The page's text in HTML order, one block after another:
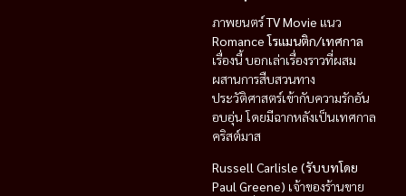
ภาพยนตร์TV Movie แนว
Romance โรแมนติก/เทศกาล
เรื่องนี้ บอกเล่าเรื่องราวที่ผสม
ผสานการสืบสวนทาง
ประวัติศาสตร์เข้ากับความรักอัน
อบอุ่น โดยมีฉากหลังเป็นเทศกาล
คริสต์มาส
Russell Carlisle (รับบทโดย
Paul Greene) เจ้าของร้านขาย